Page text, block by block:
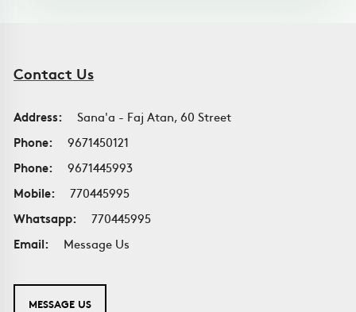
Contact Us
Address:
Sana'a - Faj Atan, 60 Street
Phone:
9671450121
Phone:
9671445993
Mobile:
770445995
Whatsapp:
770445995
Email:
Message Us
MESSAGE US